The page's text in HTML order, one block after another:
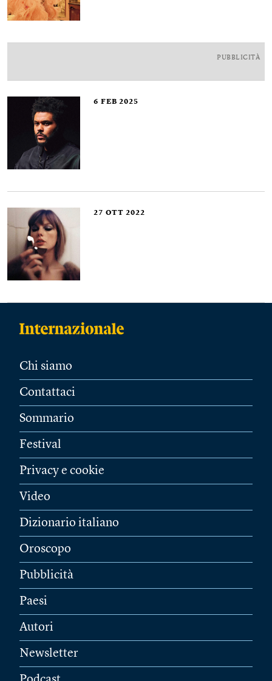
PUBBLICITÀ
6 FEB 2025
27 OTT 2022
Chi siamo
Contattaci
Sommario
Festival
Privacy e cookie
Video
Dizionario italiano
Oroscopo
Pubblicità
Paesi
Autori
Newsletter